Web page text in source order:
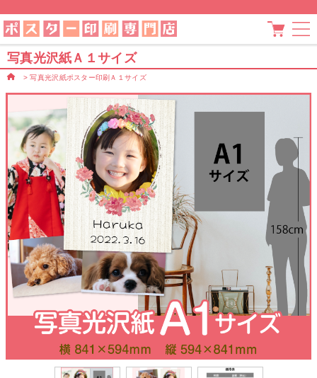
写真光沢紙Ａ１サイズ
> 写真光沢紙ポスター印刷Ａ１サイズ